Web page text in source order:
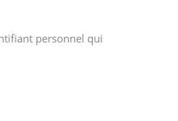
personnel qui